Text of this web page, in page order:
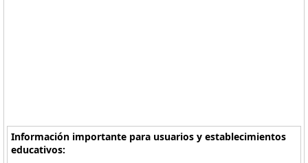
Información importante para usuarios y establecimientos
educativos: